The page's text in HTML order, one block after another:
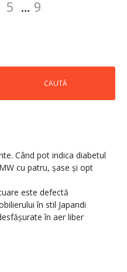
5 … 9
CAUTĂ
Când pot indica diabetul
cu patru, șase și opt
este defectă
în stil Japandi
în aer liber